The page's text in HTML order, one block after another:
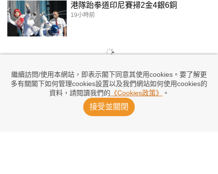
繼續訪問/使用本網站，即表示閣下同意其使用cookies。要了解更
多有關閣下如何管理cookies設置以及我們網站如何使用cookies的
資料，請閱讀我們的 《Cookies政策》 。
接受並關閉
港隊跆拳道印尼賽掃2金4銀6銅
19小時前